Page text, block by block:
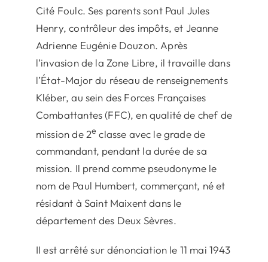
Cité Foulc. Ses parents sont Paul Jules
Henry, contrôleur des impôts, et Jeanne
Adrienne Eugénie Douzon. Après
l’invasion de la Zone Libre, il travaille dans
l’État-Major du réseau de renseignements
Kléber, au sein des Forces Françaises
Combattantes (FFC), en qualité de chef de
mission de 2e classe avec le grade de
commandant, pendant la durée de sa
mission. Il prend comme pseudonyme le
nom de Paul Humbert, commerçant, né et
résidant à Saint Maixent dans le
département des Deux Sèvres.
II est arrêté sur dénonciation le 11 mai 1943